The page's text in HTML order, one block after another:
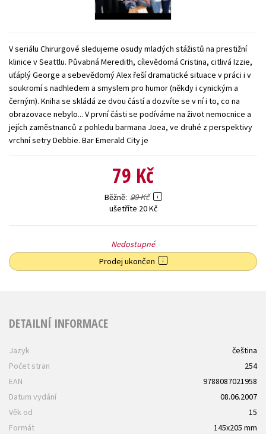
Zahraniční literatura
Všechny tituly
V seriálu Chirurgové sledujeme osudy mladých stážistů na prestižní
klinice v Seattlu. Půvabná Meredith, cílevědomá Cristina, citlivá Izzie,
uťáplý George a sebevědomý Alex řeší dramatické situace v práci i v
soukromí s nadhledem a smyslem pro humor (někdy i cynickým a
černým). Kniha se skládá ze dvou částí a dozvíte se v ní i to, co na
obrazovace nebylo... V první části se podíváme na život nemocnice a
jejích zaměstnanců z pohledu barmana Joea, ve druhé z perspektivy
vrchní setry Debbie. Bar Emerald City je
79 Kč
Běžně 99 Kč
ušetříte 20 Kč
Nedostupné
Prodej ukončen
DETAILNÍ INFORMACE
Jazyk
čeština
Počet stran
254
EAN
9788087021958
Datum vydání
08.06.2007
Věk od
15
Formát
145x205 mm